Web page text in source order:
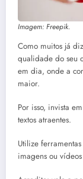
Imagem: Freepik.
Como muitos já
qualidade do seu
em dia, onde a
maior.
Por isso, invista
textos atraentes.
Utilize
imagens ou